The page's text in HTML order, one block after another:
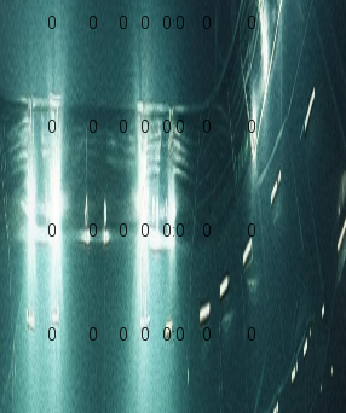
0 0 0 0 0:0 0 0
0 0 0 0 0:0 0 0
0 0 0 0 0:0 0 0
0 0 0 0 0:0 0 0